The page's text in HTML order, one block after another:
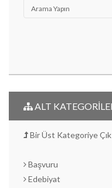
ALT
Bir Üst Kategoriye Çık
Başvuru
Edebiyat